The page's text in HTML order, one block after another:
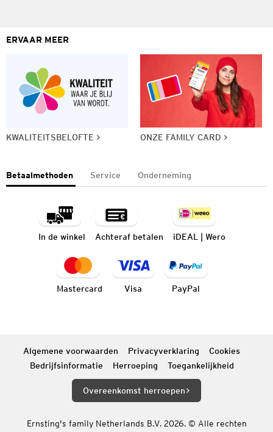
ERVAAR MEER
KWALITEITSBELOFTE ONZE FAMILY CARD
Betaalmethoden Service Onderneming
In de winkel Achteraf betalen iDEAL | Wero
Mastercard Visa PayPal
Algemene voorwaarden Privacyverklaring
Cookies
Bedrijfsinformatie
Herroeping Toegankelijkheid
Overeenkomst herroepen
Ernsting's family Netherlands B.V. 2026. © Alle rechten